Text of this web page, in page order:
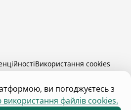
Bикористання cookies
ви погоджуєтесь з
використання файлів cookies.